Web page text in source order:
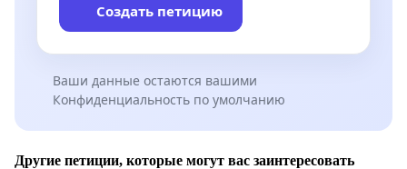
Создать петицию
Ваши данные остаются вашими
Конфиденциальность по умолчанию
Другие петиции, которые могут вас заинтересовать